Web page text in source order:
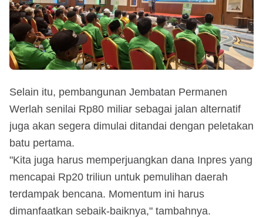
Selain itu, pembangunan Jembatan Permanen
Werlah senilai Rp80 miliar sebagai jalan alternatif
juga akan segera dimulai ditandai dengan peletakan
batu pertama.
"Kita juga harus memperjuangkan dana Inpres yang
mencapai Rp20 triliun untuk pemulihan daerah
terdampak bencana. Momentum ini harus
dimanfaatkan sebaik-baiknya," tambahnya.